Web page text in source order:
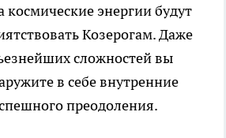
космические энергии будут
Козерогам. Даже
сложностей вы
в себе внутренние
преодоления.